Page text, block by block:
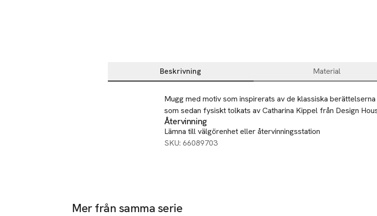
Beskrivning Material
Beskrivning
Mugg med motiv som inspirerats av de klassiska
som sedan fysiskt tolkats av Catharina Kippel från Design
Återvinning
Lämna till välgörenhet eller återvinningsstation
SKU: 66089703
Mer från samma serie